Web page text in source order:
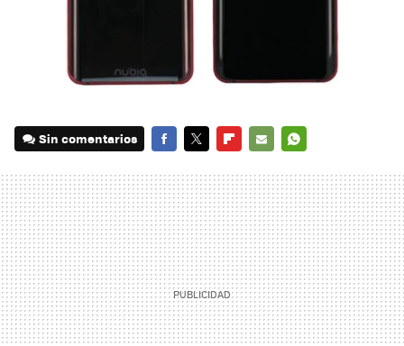
Sin comentarios
MAIL